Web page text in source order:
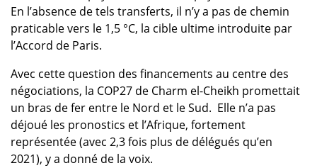
En l’absence de tels transferts, il n’y a pas de chemin
praticable vers le 1,5 °C, la cible ultime introduite par
l’Accord de Paris.
Avec cette question des financements au centre des
négociations, la COP27 de Charm el-Cheikh promettait
un bras de fer entre le Nord et le Sud. Elle n’a pas
déjoué les pronostics et l’Afrique, fortement
représentée (avec 2,3 fois plus de délégués qu’en
2021), y a donné de la voix.